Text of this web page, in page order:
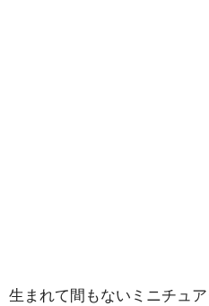
生まれて間もないミニチュ